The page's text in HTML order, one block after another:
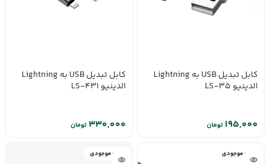
کابل تبدیل USB به Lightning
الدینیو LS-35
تومان
کابل تبدیل USB به Lightning
الدینیو LS-431
تومان
اتمام موجودی اتمام موجودی